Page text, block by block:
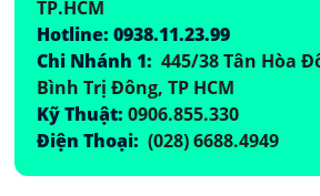
TP.HCM
Hotline: 0938.11.23.99
Chi Nhánh 1: 445/38 Tân Hòa
Bình Trị Đông, TP HCM
Kỹ Thuật: 0906.855.330
Điện Thoại: (028) 6688.4949